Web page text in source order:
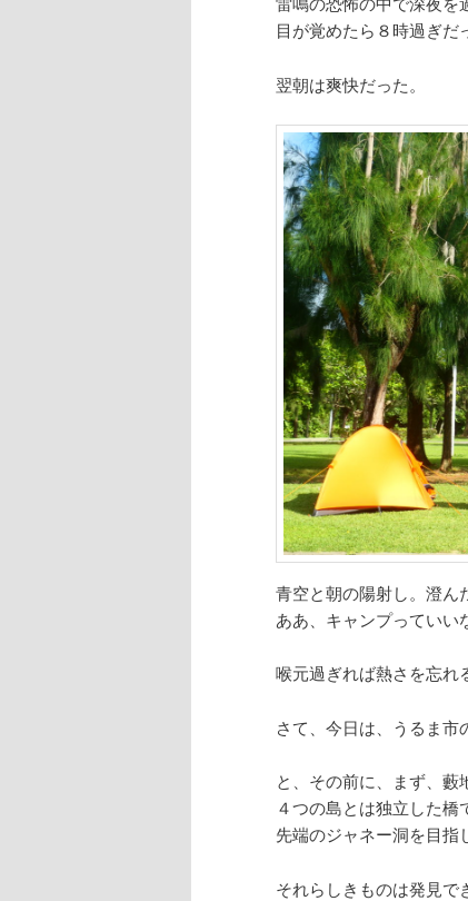
目が覚めたら８時過ぎだ
翌朝は爽快だった。
青空と朝の陽射し。澄ん
ああ、キャンプっていい
喉元過ぎれば熱さを忘れ
さて、今日は、うるま市
と、その前に、まず、藪
４つの島とは独立した橋
先端のジャネー洞を目指
それらしきものは発見で